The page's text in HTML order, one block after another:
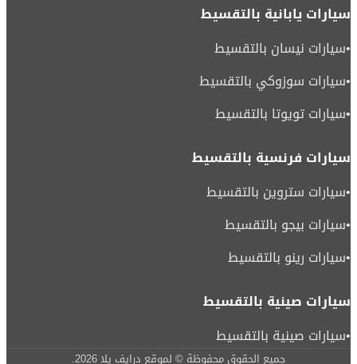
سيارات يابانية بالتقسيط
•سيارات نيسان بالتقسيط
•سيارات سوزوكي بالتقسيط
•سيارات تويوتا بالتقسيط
سيارات فرنسية بالتقسيط
•سيارات ستروين بالتقسيط
•سيارات بيجو بالتقسيط
•سيارات رينو بالتقسيط
سيارات صينية بالتقسيط
•سيارات صينية بالتقسيط
جميع الحقوق محفوظة © لموقع درايف يلا2026
.